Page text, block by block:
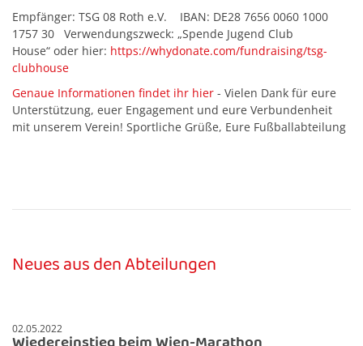
Empfänger: TSG 08 Roth e.V. IBAN: DE28 7656 0060 1000
1757 30 Verwendungszweck: „Spende Jugend Club
House“ oder hier: https://whydonate.com/fundraising/tsg-
clubhouse
Genaue Informationen findet ihr hier - Vielen Dank für eure
Unterstützung, euer Engagement und eure Verbundenheit
mit unserem Verein! Sportliche Grüße, Eure Fußballabteilung
Neues aus den Abteilungen
02.05.2022